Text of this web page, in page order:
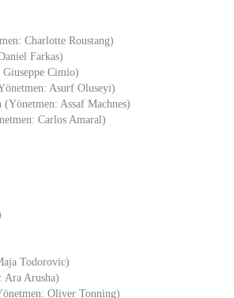
Charlotte Roustang)
Farkas)
Cimio)
Asurf Oluseyi)
Assaf Machnes)
Carlos Amaral)
Todorovic)
Ara Arusha)
Oliver Tonning)